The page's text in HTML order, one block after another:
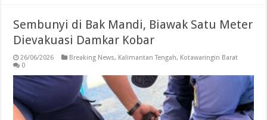
Sembunyi di Bak Mandi, Biawak Satu Meter
Dievakuasi Damkar Kobar
26/06/2026 Breaking News, Kalimantan Tengah, Kotawaringin Barat
0